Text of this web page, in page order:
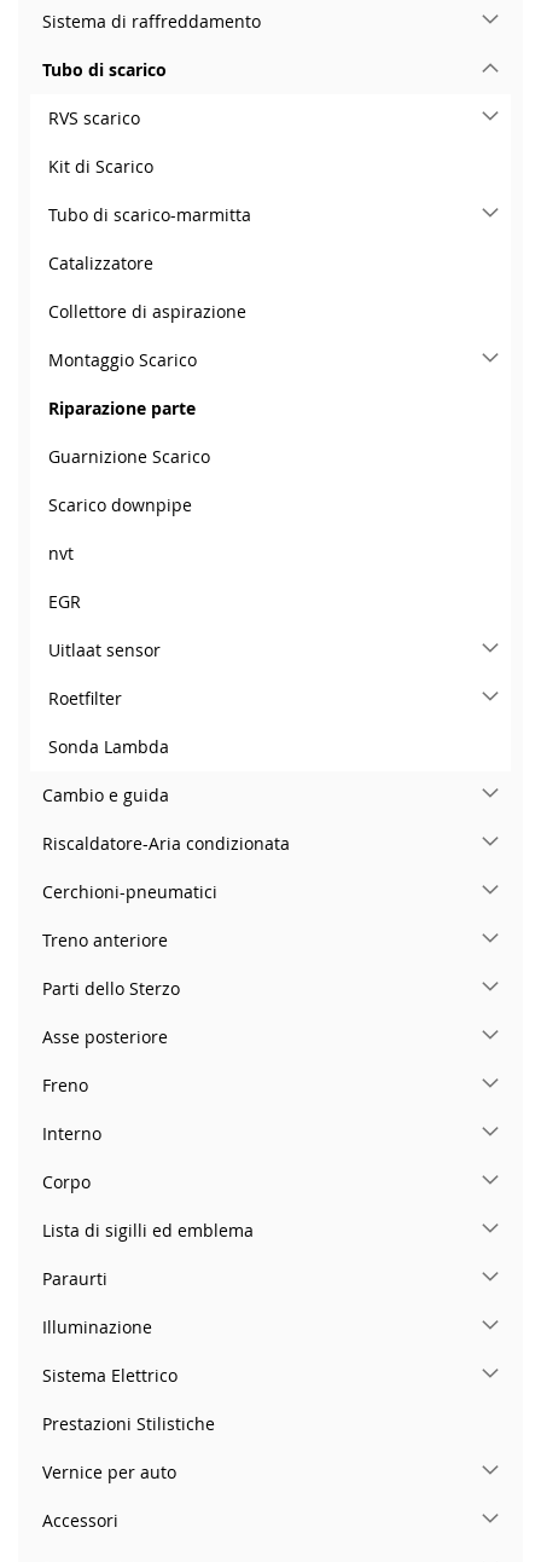
Sistema di raffreddamento
Tubo di scarico
RVS scarico
Kit di Scarico
Tubo di scarico-marmitta
Catalizzatore
Collettore di aspirazione
Montaggio Scarico
Riparazione parte
Guarnizione Scarico
Scarico downpipe
nvt
EGR
Uitlaat sensor
Roetfilter
Sonda Lambda
Cambio e guida
Riscaldatore-Aria condizionata
Cerchioni-pneumatici
Treno anteriore
Parti dello Sterzo
Asse posteriore
Freno
Interno
Corpo
Lista di sigilli ed emblema
Paraurti
Illuminazione
Sistema Elettrico
Prestazioni Stilistiche
Vernice per auto
Accessori